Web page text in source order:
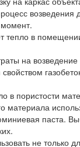
тепло в
на
в пористости
материала
паста.
не только